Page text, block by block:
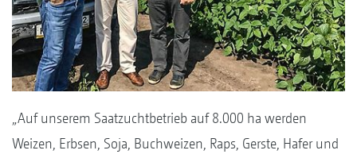
„Auf unserem Saatzuchtbetrieb auf 8.000 ha werden
Weizen, Erbsen, Soja, Buchweizen, Raps, Gerste, Hafer und